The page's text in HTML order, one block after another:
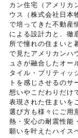
提携先のサービ
収集します。
第３条（個
当社が個人情報
です。
（1）ユーザー
の閲覧を行って
支払方法などの
カン住宅（アメリカ
ウス（株式会社日本
で培ってきた不動産
による設計力と、徹
所で憧れの住まいと
で見たアメリカンハ
ュさが融合したオー
タイル・ブリティッ
トを感じさせるのサ
想いやこだわりだけ
表現された住まいを
選び方も様々にご用
熱・安心の耐震性能
願いを叶えたハイス